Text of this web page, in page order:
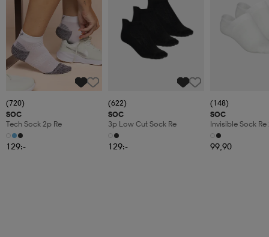
(720)
SOC
Tech Sock 2p Re
129:-
(622)
SOC
3p Low Cut Sock Re
129:-
(148)
SOC
Invisible Sock Re
99,90